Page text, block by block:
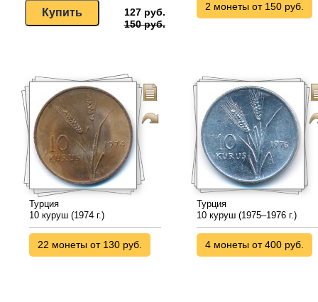
127 руб.
150 руб.
2 монеты от 150 руб.
Турция
10 куруш (1974 г.)
22 монеты от 130 руб.
Турция
10 куруш (1975–1976 г.)
4 монеты от 400 руб.